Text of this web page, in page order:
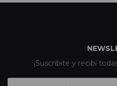
¡Suscribite y recibí